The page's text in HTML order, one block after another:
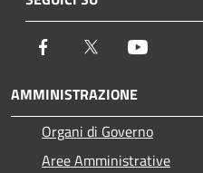
Facebook Twitter
AMMINISTRAZIONE
Organi di Governo
Aree Amministrative